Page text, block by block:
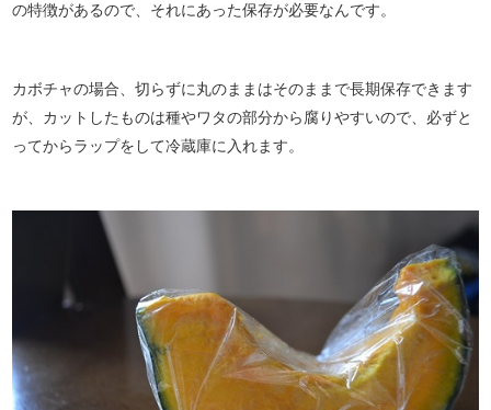
の特徴があるので、それにあった保存が必要なんです。
カボチャの場合、切らずに丸のままはそのままで長期保存できます
が、カットしたものは種やワタの部分から腐りやすいので、必ずと
ってからラップをして冷蔵庫に入れます。